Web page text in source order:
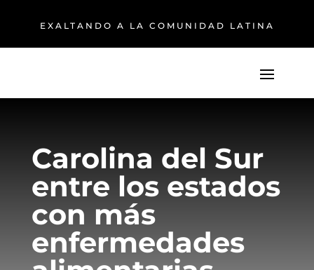
EXALTANDO A LA COMUNIDAD LATINA
Carolina del Sur
entre los estados
con más
enfermedades